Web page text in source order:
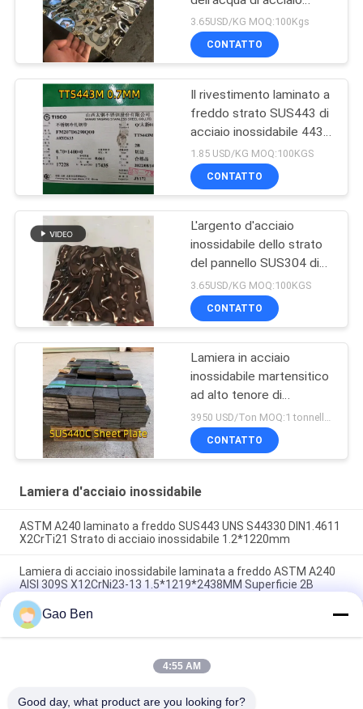
inossidabile di
1220x2440mm 0.8mm
3.65USD/KG MOQ:100Kgs
CONTATTO
Il rivestimento laminato a
freddo strato SUS443 di
acciaio inossidabile 443
spazzola lo strato di Inox
di rivestimento
1.85 USD/KG MOQ:100KGS
CONTATTO
L'argento d'acciaio
inossidabile dello strato
del pannello SUS304 di
Wave di acqua della
decorazione ha lucidato
3.65USD/KG MOQ:100KGS
CONTATTO
Lamiera in acciaio
inossidabile martensitico
ad alto tenore di
carbonio
CONTATTO
Lamiera d'acciaio inossidabile
ASTM A240 laminato a freddo SUS443 UNS S44330 DIN1.4611
X2CrTi21 Strato di acciaio inossidabile 1.2*1220mm
Lamiera di acciaio inossidabile laminata a freddo ASTM A240
AISI 309S X12CrNi23-13 1.5*1219*2438MM Superficie 2B
ASTM AISI 309S S30908 / EN 1.4833 lamiera di acciaio
inossidabile laminata a freddo 2.5*1000*2000MM
Categorie popolari
Gao Ben
4:55 AM
Good day, what product are you looking for?